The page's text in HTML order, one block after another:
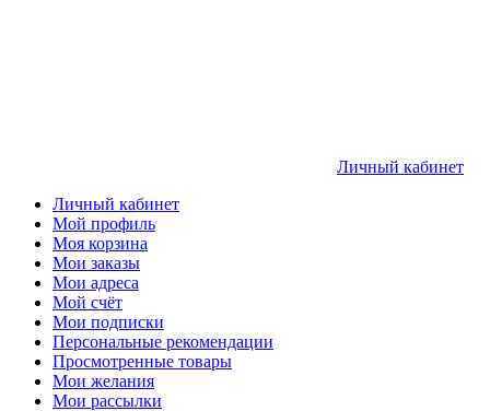
Личный кабинет
Личный кабинет
Мой профиль
Моя корзина
Мои заказы
Мои адреса
Мой счёт
Мои подписки
Персональные рекомендации
Просмотренные товары
Мои желания
Мои рассылки